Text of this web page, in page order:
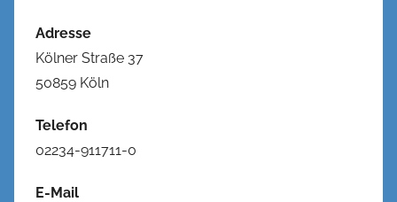
Adresse
Kölner Straße 37
50859 Köln
Telefon
02234-911711-0
E-Mail